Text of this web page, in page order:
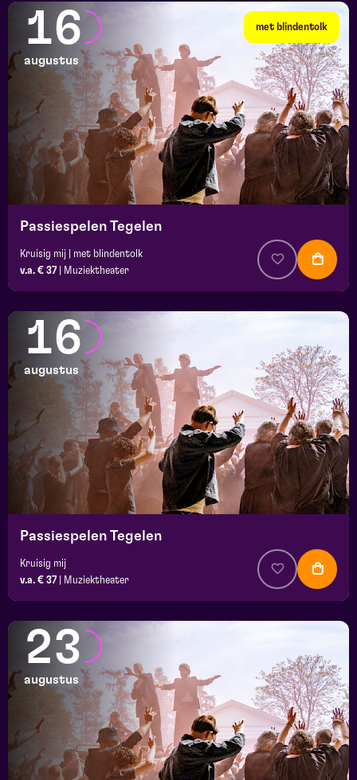
met blindentolk
16
augustus
Passiespelen Tegelen
Kruisig mij | met blindentolk
v.a. € 37
Muziektheater
16
augustus
Passiespelen Tegelen
Kruisig mij
v.a. € 37
Muziektheater
23
augustus